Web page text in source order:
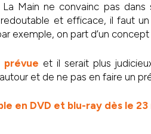
La Main ne convainc pas
et efficace, il faut
exemple, on part d’un
et il serait plus
et de ne pas en faire un
en DVD et blu-ray dès le